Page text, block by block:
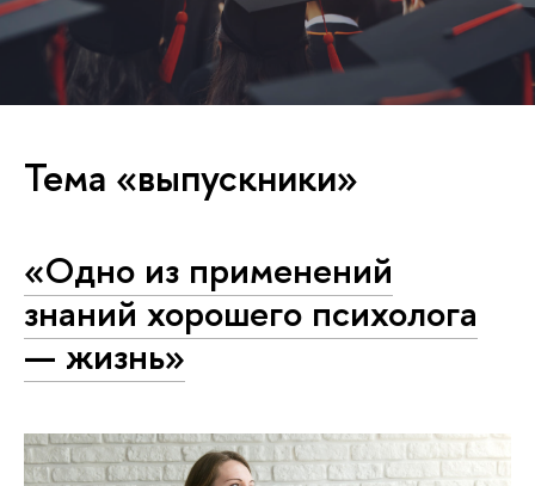
Тема «выпускники»
«Одно из применений
знаний хорошего психолога
— жизнь»